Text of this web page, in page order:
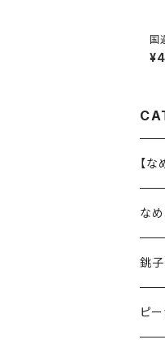
国
4号
【
な
Tシ
キャ
銚子
ス
ピ